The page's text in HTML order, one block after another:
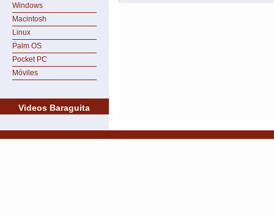
Windows
Macintosh
Linux
Palm OS
Pocket PC
Móviles
Videos Baraguita